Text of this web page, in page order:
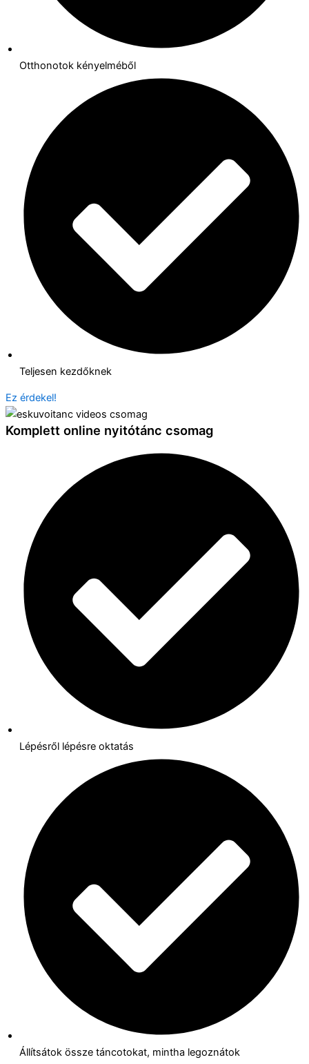
Otthonotok kényelméből
Teljesen kezdőknek
Ez érdekel!
Komplett online nyitótánc csomag
Lépésről lépésre oktatás
Állítsátok össze táncotokat, mintha legoznátok